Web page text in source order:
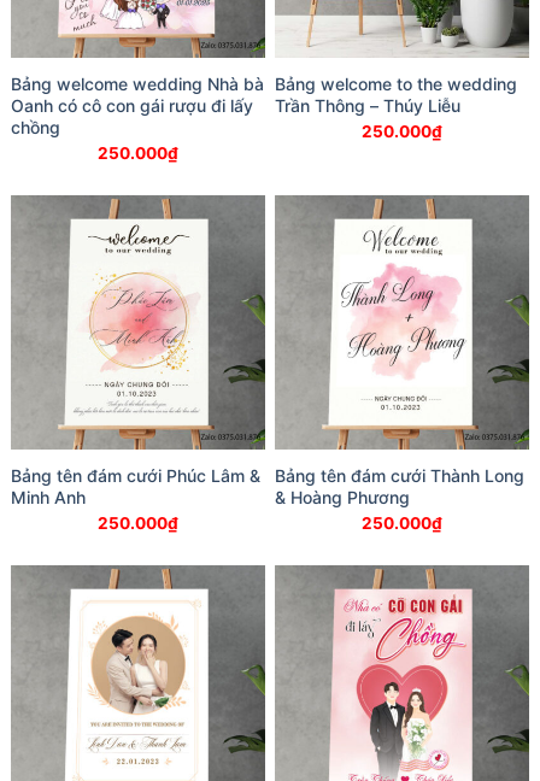
Bảng welcome wedding Nhà bà
Oanh có cô con gái rượu đi lấy
chồng
250.000₫
Bảng welcome to the wedding
Trần Thông – Thúy Liễu
250.000₫
Bảng tên đám cưới Phúc Lâm &
Minh Anh
250.000₫
Bảng tên đám cưới Thành Long
& Hoàng Phương
250.000₫